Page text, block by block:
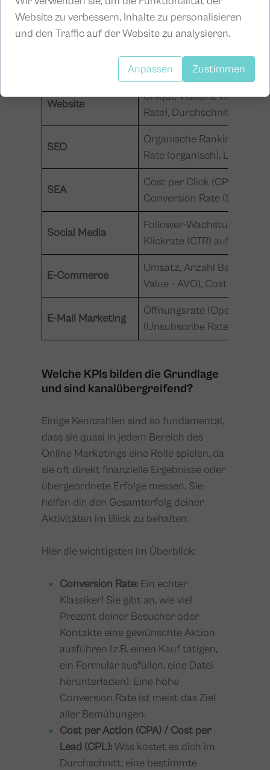
Kategorie Beispiel-KPIs
Kanalübergreifend
Conversion Rate, Cost per
Investment (ROI), Return
Website
Unique Visitors, Visits/
Rate), Durchschnittliche
SEO
Organische Rankings,
Rate (organisch), Ladezeit
SEA
Cost per Click (CPC),
Conversion Rate (SEA),
Social Media
Follower-Wachstum,
Klickrate (CTR) auf Links,
E-Commerce
Umsatz, Anzahl
Value - AVO), Cost per
E-Mail Marketing
Öffnungsrate (Open Rate),
(Unsubscribe Rate),
Welche KPIs bilden die Grundlage
und sind kanalübergreifend?
Einige Kennzahlen sind so fundamental,
dass sie quasi in jedem Bereich des
Online Marketings eine Rolle spielen, da
sie oft direkt finanzielle Ergebnisse oder
übergeordnete Erfolge messen. Sie
helfen dir, den Gesamterfolg deiner
Aktivitäten im Blick zu behalten.
Hier die wichtigsten im Überblick:
Conversion Rate: Ein echter
Klassiker! Sie gibt an, wie viel
Prozent deiner Besucher oder
Kontakte eine gewünschte Aktion
ausführen (z.B. einen Kauf tätigen,
ein Formular ausfüllen, eine Datei
herunterladen). Eine hohe
Conversion Rate ist meist das Ziel
aller Bemühungen.
Cost per Action (CPA) / Cost per
Lead (CPL):Was kostet es dich im
Durchschnitt, eine bestimmte
Website zu verbessern, Inhalte zu personalisieren
und den Traffic auf der Website zu analysieren.
Anpassen Zustimmen